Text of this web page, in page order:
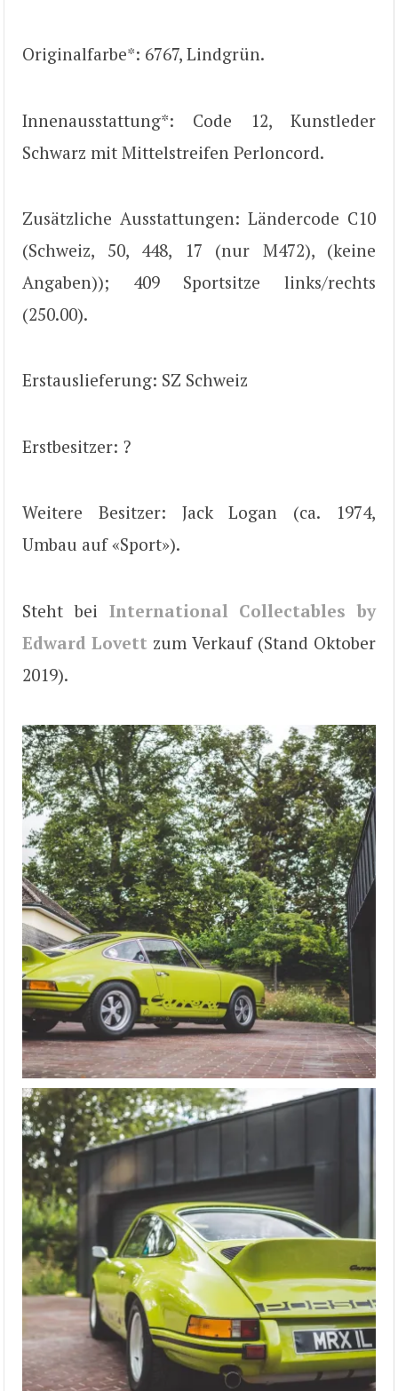
Originalfarbe*: 6767, Lindgrün.
Innenausstattung*: Code 12, Kunstleder
Schwarz mit Mittelstreifen Perloncord.
Zusätzliche Ausstattungen: Ländercode C10
(Schweiz, 50, 448, 17 (nur M472), (keine
Angaben)); 409 Sportsitze links/rechts
(250.00).
Erstauslieferung: SZ Schweiz
Erstbesitzer: ?
Weitere Besitzer: Jack Logan (ca. 1974,
Umbau auf «Sport»).
Steht bei International Collectables by
Edward Lovett zum Verkauf (Stand Oktober
2019).